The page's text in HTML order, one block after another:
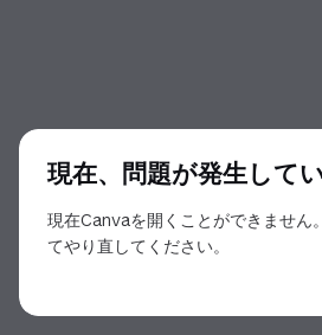
現在、問題が発生して
現在Canvaを開くことができません
てやり直してください。